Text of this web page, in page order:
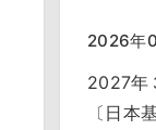
2026年
2027年
〔日本